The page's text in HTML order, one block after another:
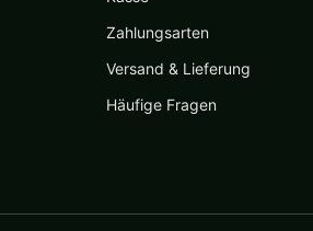
Zahlungsarten
Versand & Lieferung
Häufige Fragen